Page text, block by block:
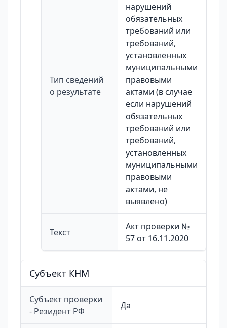
Тип сведений
о результате
нарушений
обязательных
требований или
требований,
установленных
муниципальными
правовыми
актами (в случае
если нарушений
обязательных
требований или
требований,
установленных
муниципальными
правовыми
актами, не
выявлено)
Текст
Акт проверки №
57 от 16.11.2020
Cубъект КНМ
Субъект проверки
- Резидент РФ
Да